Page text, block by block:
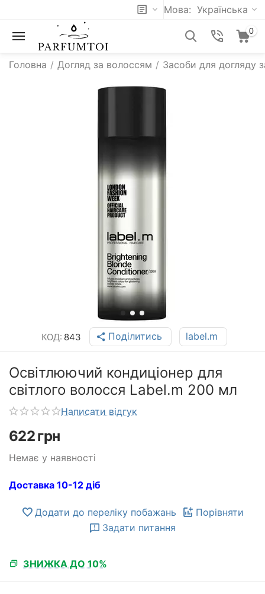
Мова: Українська
0
Головна / Догляд за волоссям / Засоби для догляду
КОД: 843 Поділитись label.m
Освітлюючий кондиціонер для
світлого волосся Label.m 200 мл
Написати відгук
622грн
Немає у наявності
Доставка 10-12 діб
Додати до переліку побажань
Порівняти
Задати питання
ЗНИЖКА ДО 10%